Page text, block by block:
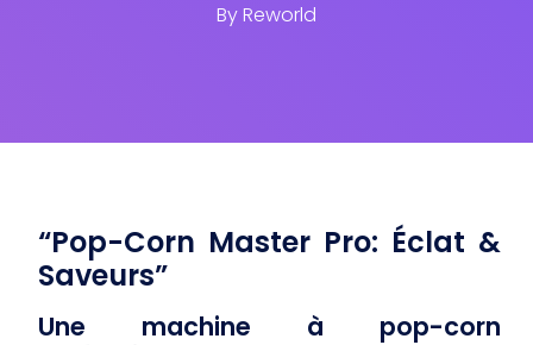
ByReworld
“Pop-Corn Master Pro: Éclat &
Saveurs”
Une machine à pop-corn